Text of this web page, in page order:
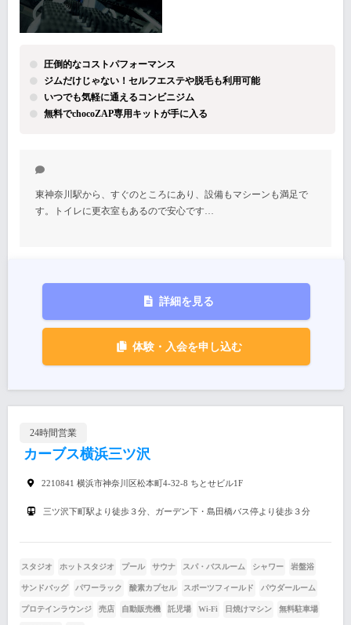
圧倒的なコストパフォーマンス
ジムだけじゃない！セルフエステや脱毛も利用可能
いつでも気軽に通えるコンビニジム
無料でchocoZAP専用キットが手に入る
東神奈川駅から、すぐのところにあり、設備もマシーンも満足で
す。トイレに更衣室もあるので安心です…
詳細を見る
体験・入会を申し込む
24時間営業
カーブス横浜三ツ沢
2210841 横浜市神奈川区松本町4-32-8 ちとせビル1F
三ツ沢下町駅より徒歩３分、ガーデン下・島田橋バス停より徒歩３分
スタジオ ホットスタジオ プール サウナ スパ・バスルーム シャワー 岩盤浴
サンドバッグ パワーラック 酸素カプセル スポーツフィールド パウダールーム
プロテインラウンジ 売店 自動販売機 託児場 Wi-Fi 日焼けマシン 無料駐車場